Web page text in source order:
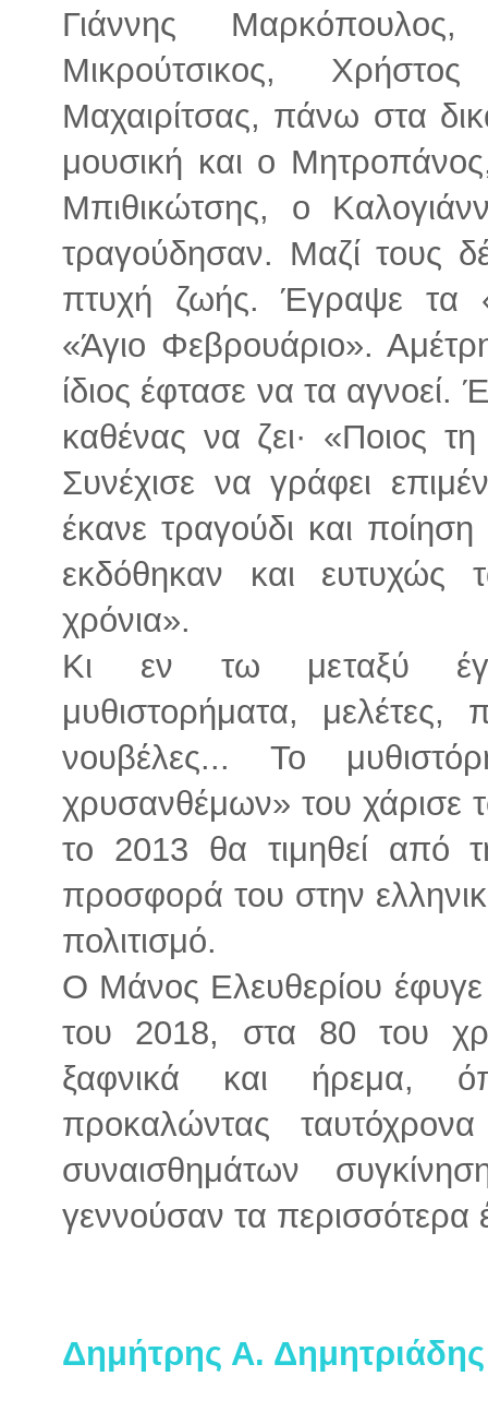
Γιάννης
Μικρούτσικος,
Μαχαιρίτσας, πάνω στα
μουσική και ο
Μπιθικώτσης, ο
τραγούδησαν. Μαζί τους
πτυχή ζωής. Έγραψε τα
«Άγιο Φεβρουάριο».
ίδιος έφτασε να τα αγνοεί.
καθένας να ζει· «Ποιος
Συνέχισε να γράφει
έκανε τραγούδι και
εκδόθηκαν και ευτυχώς
χρόνια».
Κι εν τω μεταξύ
μυθιστορήματα, μελέτες,
νουβέλες... Το
χρυσανθέμων» του χάρισε
το 2013 θα τιμηθεί από
προσφορά του στην
πολιτισμό.
Ο Μάνος Ελευθερίου έφυγε
του 2018, στα 80 του
ξαφνικά και ήρεμα,
προκαλώντας
συναισθημάτων
γεννούσαν τα περισσότερα
Δημήτρης Α. Δημητριάδης